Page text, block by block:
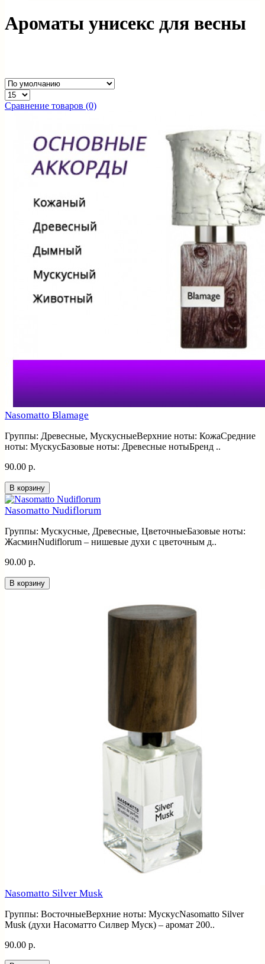
Ароматы унисекс для весны
Сравнение товаров (0)
Nasomatto Blamage
Группы: Древесные, МускусныеВерхние ноты: КожаСредние
ноты: МускусБазовые ноты: Древесные нотыБренд ..
90.00 р.
В корзину
Nasomatto Nudiflorum
Группы: Мускусные, Древесные, ЦветочныеБазовые ноты:
ЖасминNudiflorum – нишевые духи с цветочным д..
90.00 р.
В корзину
Nasomatto Silver Musk
Группы: ВосточныеВерхние ноты: МускусNasomatto Silver
Musk (духи Насоматто Силвер Муск) – аромат 200..
90.00 р.